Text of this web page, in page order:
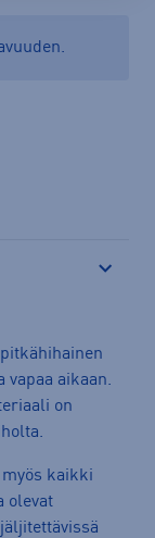
aikaan.
on
kaikki
olevat